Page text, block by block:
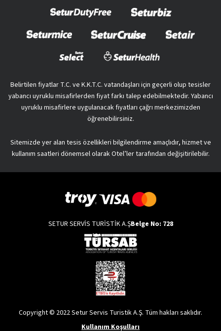
Belirtilen fiyatlar T.C. ve K.K.T.C. vatandaşları için geçerli olup tesisler
yabancı uyruklu misafirlerden fiyat farkı talep edebilmektedir. Yabancı
uyruklu misafirlere uygulanacak fiyatları çağrı merkezimizden
öğrenebilirsiniz.
Sitemizde yer alan tesis özellikleri bilgilendirme amaçlıdır, hizmet ve
kullanım saatleri dönemsel olarak Otel’ler tarafından değişitirilebilir.
SETUR SERVİS TURİSTİK A.ŞBelge No: 728
Copyright © 2022 Setur Servis Turistik A.Ş. Tüm hakları saklıdır.
Kullanım Koşulları